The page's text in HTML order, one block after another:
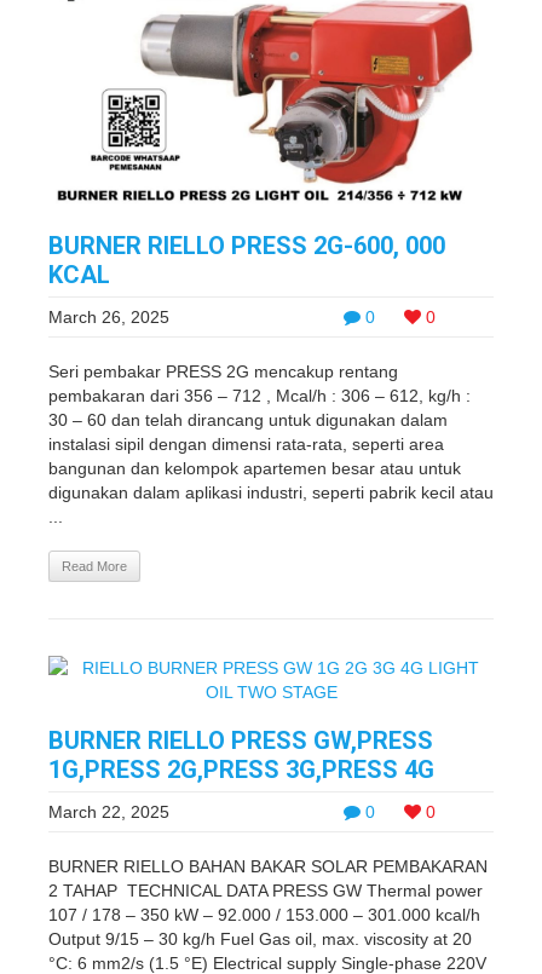
BURNER RIELLO PRESS 2G-600, 000
KCAL
0 0
March 26, 2025
Seri pembakar PRESS 2G mencakup rentang
pembakaran dari 356 – 712 , Mcal/h : 306 – 612, kg/h :
30 – 60 dan telah dirancang untuk digunakan dalam
instalasi sipil dengan dimensi rata-rata, seperti area
bangunan dan kelompok apartemen besar atau untuk
digunakan dalam aplikasi industri, seperti pabrik kecil atau
Read More
BURNER RIELLO PRESS GW,PRESS
1G,PRESS 2G,PRESS 3G,PRESS 4G
0 0
March 22, 2025
BURNER RIELLO BAHAN BAKAR SOLAR PEMBAKARAN
2 TAHAP TECHNICAL DATA PRESS GW Thermal power
107 / 178 – 350 kW – 92.000 / 153.000 – 301.000 kcal/h
Output 9/15 – 30 kg/h Fuel Gas oil, max. viscosity at 20
°C: 6 mm2/s (1.5 °E) Electrical supply Single-phase 220V